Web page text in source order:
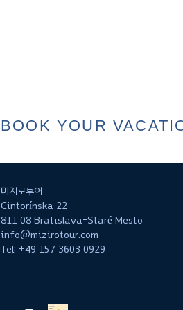
BOOK YOUR
미지로투어
Cintorínska 22
811 08 Bratislava-Staré Mesto
info@mizirotour.com
Tel: +49 157 3603 0929